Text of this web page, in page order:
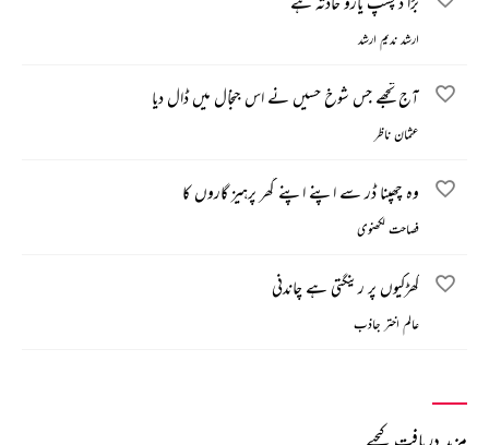
ارشد ندیم ارشد
آج تجھے جس شوخ حسیں نے اس جنجال میں ڈال دیا
عثمان ناظر
وہ چھپنا ڈر سے اپنے اپنے گھر پرہیز گاروں کا
فصاحت لکھنوی
کھڑکیوں پر رینگتی ہے چاندنی
عالم اختر جاذب
مزید دریافت کیجیے